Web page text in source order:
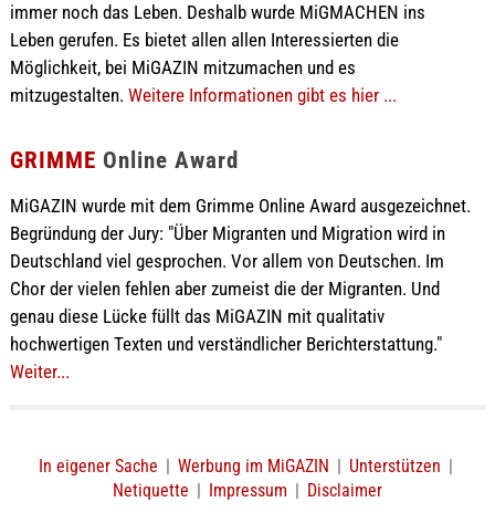
immer noch das Leben. Deshalb wurde MiGMACHEN ins
Leben gerufen. Es bietet allen allen Interessierten die
Möglichkeit, bei MiGAZIN mitzumachen und es
mitzugestalten. Weitere Informationen gibt es hier ...
GRIMME Online Award
MiGAZIN wurde mit dem Grimme Online Award ausgezeichnet.
Begründung der Jury: "Über Migranten und Migration wird in
Deutschland viel gesprochen. Vor allem von Deutschen. Im
Chor der vielen fehlen aber zumeist die der Migranten. Und
genau diese Lücke füllt das MiGAZIN mit qualitativ
hochwertigen Texten und verständlicher Berichterstattung."
Weiter...
In eigener Sache | Werbung im MiGAZIN | Unterstützen |
Netiquette | Impressum | Disclaimer